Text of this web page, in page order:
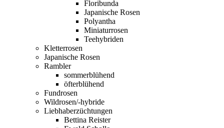
Floribunda
Japanische Rosen
Polyantha
Miniaturrosen
Teehybriden
Kletterrosen
Japanische Rosen
Rambler
sommerblühend
öfterblühend
Fundrosen
Wildrosen/-hybride
Liebhaberzüchtungen
Bettina Reister